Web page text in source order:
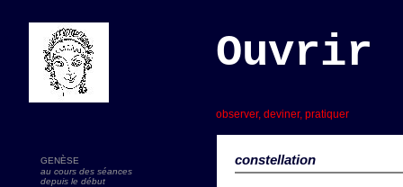
constellation
observer, deviner, pratiquer
GENÈSE
au cours des séances
depuis le début
Ouvrir